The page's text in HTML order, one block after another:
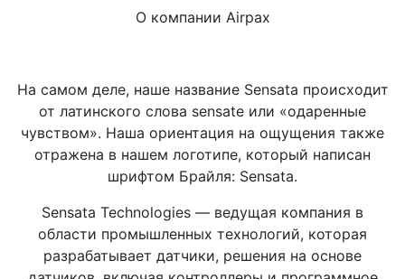
О компании Airpax
На самом деле, наше название Sensata происходит
от латинского слова sensate или «одаренные
чувством». Наша ориентация на ощущения также
отражена в нашем логотипе, который написан
шрифтом Брайля: Sensata.
Sensata Technologies — ведущая компания в
области промышленных технологий, которая
разрабатывает датчики, решения на основе